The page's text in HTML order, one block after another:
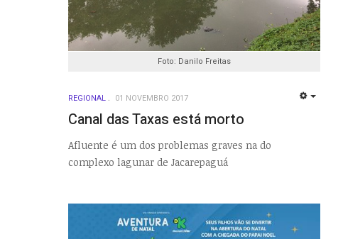
Foto: Danilo Freitas
REGIONAL 01 NOVEMBRO 2017
Canal das Taxas está morto
Afluente é um dos problemas graves na do
complexo lagunar de Jacarepaguá